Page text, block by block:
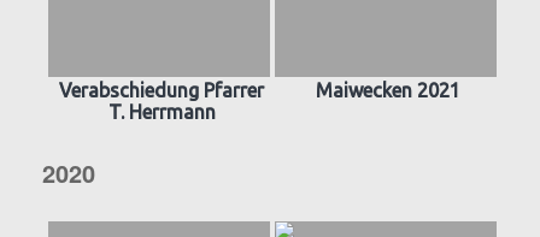
Verabschiedung Pfarrer
T. Herrmann
Maiwecken 2021
2020